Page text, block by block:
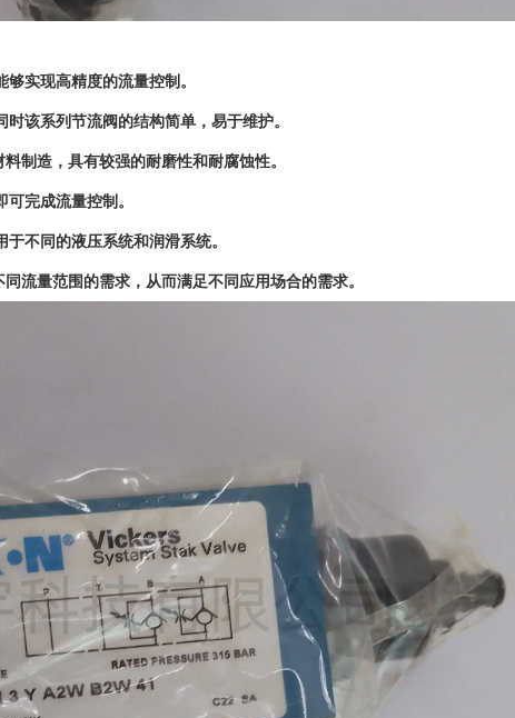
实现高精度的流量控制。
该系列节流阀的结构简单，易于维护。
制造，具有较强的耐磨性和耐腐蚀性。
完成流量控制。
不同的液压系统和润滑系统。
流量范围的需求，从而满足不同应用场合的需求。